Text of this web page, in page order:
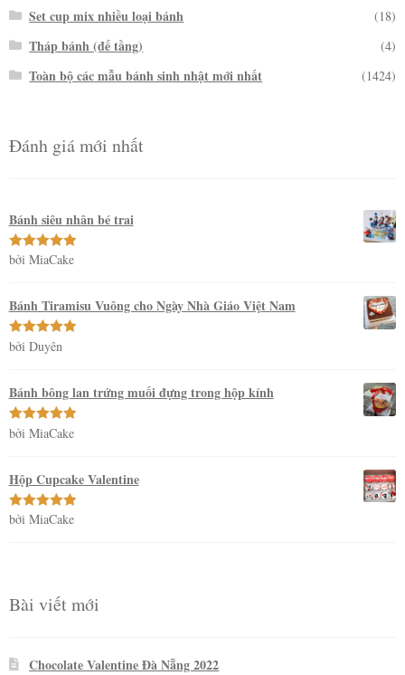
Set cup mix nhiều loại bánh (18)
Tháp bánh (đế tầng) (4)
Toàn bộ các mẫu bánh sinh nhật mới nhất (1424)
Đánh giá mới nhất
Bánh siêu nhân bé trai
Được xếp
bởi MiaCake
Bánh Tiramisu Vuông cho Ngày Nhà Giáo Việt Nam
Được xếp
bởi Duyên
Bánh bông lan trứng muối đựng trong hộp kính
Được xếp
bởi MiaCake
Hộp Cupcake Valentine
Được xếp
bởi MiaCake
Bài viết mới
Chocolate Valentine Đà Nẵng 2022